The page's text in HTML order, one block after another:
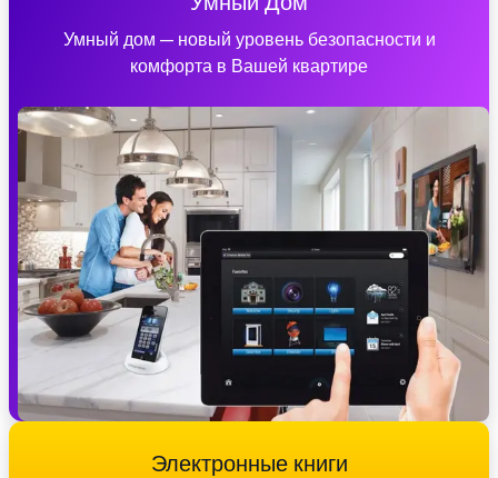
Умный дом — новый уровень безопасности и
комфорта в Вашей квартире
Электронные книги